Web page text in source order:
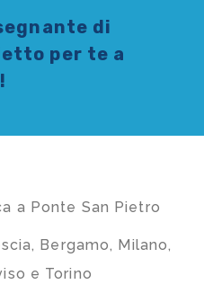
di
per te a
a Ponte San Pietro
Bergamo, Milano,
e Torino